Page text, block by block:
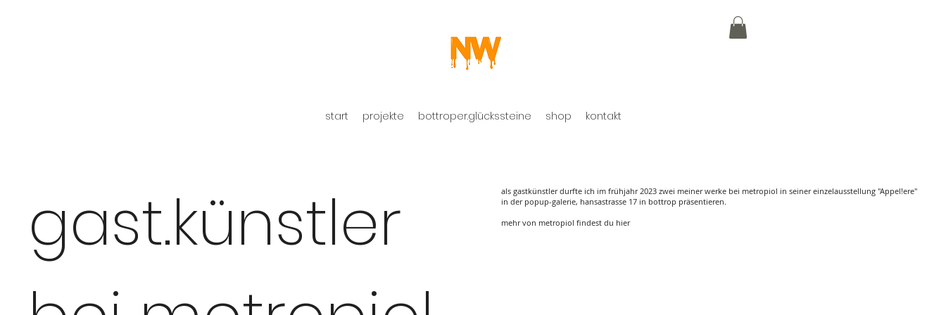
start projekte bottroper.glückssteine shop kontakt
gast.künstler
als gastkünstler durfte ich im frühjahr 2023 zwei meiner werke bei metropiol in seiner einzelausstellung "Appel!ere"
in der popup-galerie, hansastrasse 17 in bottrop präsentieren.
mehr von metropiol findest du hier